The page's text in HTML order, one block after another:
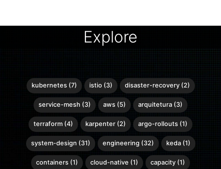
Explore
kubernetes (7) istio (3) disaster-recovery (2)
service-mesh (3) aws (5) arquitetura (3)
terraform (4) karpenter (2) argo-rollouts (1)
system-design (31) engineering (32) keda (1)
containers (1) cloud-native (1) capacity (1)